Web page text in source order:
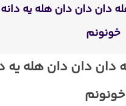
دان دان دان هله یه
خونونم
دان دان هله یه